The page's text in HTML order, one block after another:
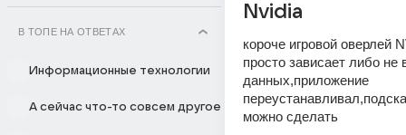
В ТОПЕ НА ОТВЕТАХ
Информационные технологии
А сейчас что-то совсем другое
Nvidia
короче игровой оверлей
просто зависает либо не
данных,приложение
можно сделать